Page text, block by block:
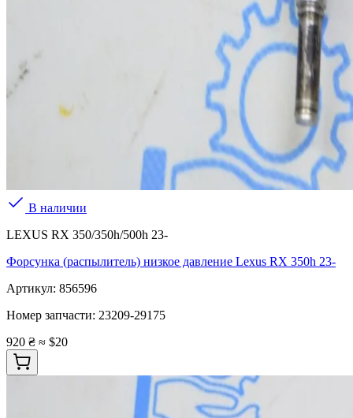
В наличии
LEXUS RX 350/350h/500h 23-
Форсунка (распылитель) низкое давление Lexus RX 350h 23-
Артикул: 856596
Номер запчасти: 23209-29175
920 ₴ ≈ $20